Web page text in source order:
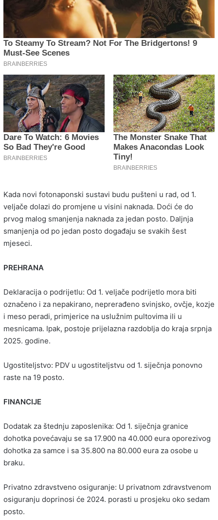
Kada novi fotonaponski sustavi budu pušteni u rad, od 1.
veljače dolazi do promjene u visini naknada. Doći će do
prvog malog smanjenja naknada za jedan posto. Daljnja
smanjenja od po jedan posto događaju se svakih šest
mjeseci.
PREHRANA
Deklaracija o podrijetlu: Od 1. veljače podrijetlo mora biti
označeno i za nepakirano, neprerađeno svinjsko, ovčje, kozje
i meso peradi, primjerice na uslužnim pultovima ili u
mesnicama. Ipak, postoje prijelazna razdoblja do kraja srpnja
2025. godine.
Ugostiteljstvo: PDV u ugostiteljstvu od 1. siječnja ponovno
raste na 19 posto.
FINANCIJE
Dodatak za štednju zaposlenika: Od 1. siječnja granice
dohotka povećavaju se sa 17.900 na 40.000 eura oporezivog
dohotka za samce i sa 35.800 na 80.000 eura za osobe u
braku.
Privatno zdravstveno osiguranje: U privatnom zdravstvenom
osiguranju doprinosi će 2024. porasti u prosjeku oko sedam
posto.